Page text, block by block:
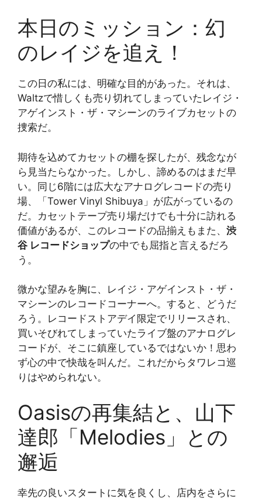
本日のミッション：幻
のレイジを追え！
この日の私には、明確な目的があった。それは、
Waltzで惜しくも売り切れてしまっていたレイジ・
アゲインスト・ザ・マシーンのライブカセットの
捜索だ。
期待を込めてカセットの棚を探したが、残念なが
ら見当たらなかった。しかし、諦めるのはまだ早
い。同じ6階には広大なアナログレコードの売り
場、「Tower Vinyl Shibuya」が広がっているの
だ。カセットテープ売り場だけでも十分に訪れる
価値があるが、このレコードの品揃えもまた、 渋
谷 レコードショップの中でも屈指と言えるだろ
う。
微かな望みを胸に、レイジ・アゲインスト・ザ・
マシーンのレコードコーナーへ。すると、どうだ
ろう。レコードストアデイ限定でリリースされ、
買いそびれてしまっていたライブ盤のアナログレ
コードが、そこに鎮座しているではないか！思わ
ず心の中で快哉を叫んだ。これだからタワレコ巡
りはやめられない。
Oasisの再集結と、山下
達郎「Melodies」との
邂逅
幸先の良いスタートに気を良くし、店内をさらに